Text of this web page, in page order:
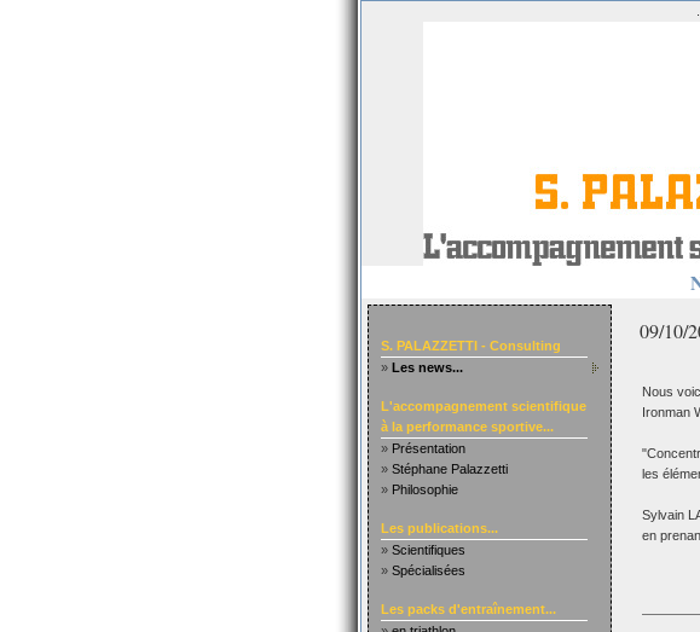
S. PALAZZETTI - Consulting
» Les news...
L'accompagnement scientifique
à la performance sportive...
» Présentation
» Stéphane Palazzetti
» Philosophie
Les publications...
» Scientifiques
» Spécialisées
Les packs d'entraînement...
09/10/
Nous
Ironman
les
Sylvain
en